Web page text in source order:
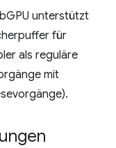
unterstützt
für
als reguläre
mit